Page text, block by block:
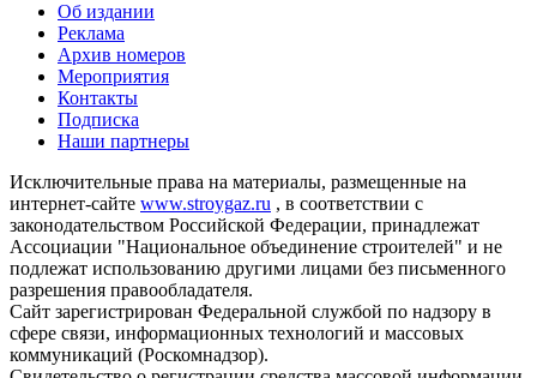
Об издании
Реклама
Архив номеров
Мероприятия
Контакты
Подписка
Наши партнеры
Исключительные права на материалы, размещенные на
интернет-сайте www.stroygaz.ru , в соответствии с
законодательством Российской Федерации, принадлежат
Ассоциации "Национальное объединение строителей" и не
подлежат использованию другими лицами без письменного
разрешения правообладателя.
Сайт зарегистрирован Федеральной службой по надзору в
сфере связи, информационных технологий и массовых
коммуникаций (Роскомнадзор).